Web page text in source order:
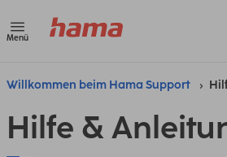
Menü
Willkommen beim Hama Support
Hilfe &